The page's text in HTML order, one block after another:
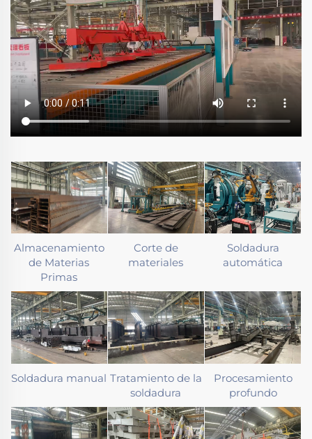
Almacenamiento
de Materias
Primas
Corte de
materiales
Soldadura
automática
Soldadura manual Tratamiento de la
soldadura
Procesamiento
profundo